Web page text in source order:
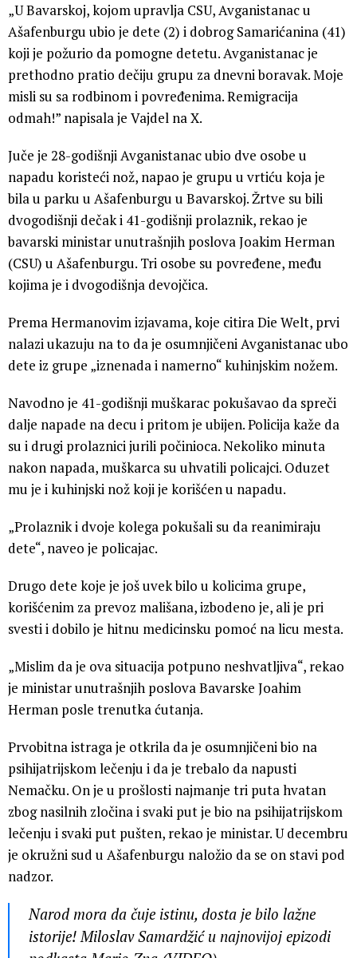
„U Bavarskoj, kojom upravlja CSU, Avganistanac u
Ašafenburgu ubio je dete (2) i dobrog Samarićanina (41)
koji je požurio da pomogne detetu. Avganistanac je
prethodno pratio dečiju grupu za dnevni boravak. Moje
misli su sa rodbinom i povređenima. Remigracija
odmah!” napisala je Vajdel na X.
Juče je 28-godišnji Avganistanac ubio dve osobe u
napadu koristeći nož, napao je grupu u vrtiću koja je
bila u parku u Ašafenburgu u Bavarskoj. Žrtve su bili
dvogodišnji dečak i 41-godišnji prolaznik, rekao je
bavarski ministar unutrašnjih poslova Joakim Herman
(CSU) u Ašafenburgu. Tri osobe su povređene, među
kojima je i dvogodišnja devojčica.
Prema Hermanovim izjavama, koje citira Die Welt, prvi
nalazi ukazuju na to da je osumnjičeni Avganistanac ubo
dete iz grupe „iznenada i namerno“ kuhinjskim nožem.
Navodno je 41-godišnji muškarac pokušavao da spreči
dalje napade na decu i pritom je ubijen. Policija kaže da
su i drugi prolaznici jurili počinioca. Nekoliko minuta
nakon napada, muškarca su uhvatili policajci. Oduzet
mu je i kuhinjski nož koji je korišćen u napadu.
„Prolaznik i dvoje kolega pokušali su da reanimiraju
dete“, naveo je policajac.
Drugo dete koje je još uvek bilo u kolicima grupe,
korišćenim za prevoz mališana, izbodeno je, ali je pri
svesti i dobilo je hitnu medicinsku pomoć na licu mesta.
„Mislim da je ova situacija potpuno neshvatljiva“, rekao
je ministar unutrašnjih poslova Bavarske Joahim
Herman posle trenutka ćutanja.
Prvobitna istraga je otkrila da je osumnjičeni bio na
psihijatrijskom lečenju i da je trebalo da napusti
Nemačku. On je u prošlosti najmanje tri puta hvatan
zbog nasilnih zločina i svaki put je bio na psihijatrijskom
lečenju i svaki put pušten, rekao je ministar. U decembru
je okružni sud u Ašafenburgu naložio da se on stavi pod
nadzor.
Narod mora da čuje istinu, dosta je bilo lažne
istorije! Miloslav Samardžić u najnovijoj epizodi